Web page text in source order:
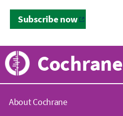
Subscribe now
Cochrane
About Cochrane